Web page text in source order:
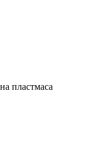
пластмаса